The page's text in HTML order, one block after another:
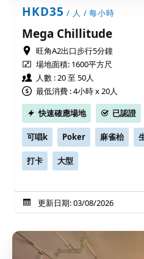
HKD35 / 人 / 每小時
Mega Chillitude
旺角A2出口步行5分鐘
場地面積: 1600平方尺
人數 : 20 至 50人
最低消費 : 4小時 x 20人
快速確應場地
已認證
可唱k Poker 麻雀枱
打卡 大型
更新日期: 03/08/2026